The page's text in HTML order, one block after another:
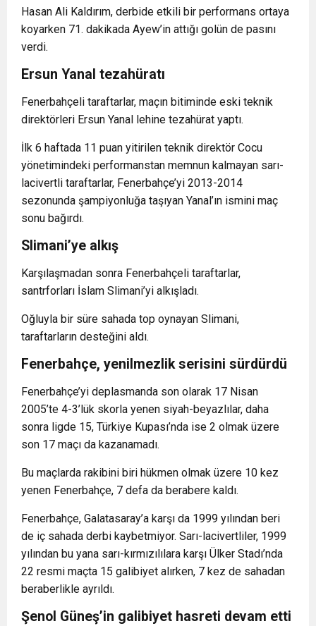
Hasan Ali Kaldırım, derbide etkili bir performans ortaya
koyarken 71. dakikada Ayew’in attığı golün de pasını
verdi.
Ersun Yanal tezahüratı
Fenerbahçeli taraftarlar, maçın bitiminde eski teknik
direktörleri Ersun Yanal lehine tezahürat yaptı.
İlk 6 haftada 11 puan yitirilen teknik direktör Cocu
yönetimindeki performanstan memnun kalmayan sarı-
lacivertli taraftarlar, Fenerbahçe’yi 2013-2014
sezonunda şampiyonluğa taşıyan Yanal’ın ismini maç
sonu bağırdı.
Slimani’ye alkış
Karşılaşmadan sonra Fenerbahçeli taraftarlar,
santrforları İslam Slimani’yi alkışladı.
Oğluyla bir süre sahada top oynayan Slimani,
taraftarların desteğini aldı.
Fenerbahçe, yenilmezlik serisini sürdürdü
Fenerbahçe’yi deplasmanda son olarak 17 Nisan
2005’te 4-3’lük skorla yenen siyah-beyazlılar, daha
sonra ligde 15, Türkiye Kupası’nda ise 2 olmak üzere
son 17 maçı da kazanamadı.
Bu maçlarda rakibini biri hükmen olmak üzere 10 kez
yenen Fenerbahçe, 7 defa da berabere kaldı.
Fenerbahçe, Galatasaray’a karşı da 1999 yılından beri
de iç sahada derbi kaybetmiyor. Sarı-lacivertliler, 1999
yılından bu yana sarı-kırmızılılara karşı Ülker Stadı’nda
22 resmi maçta 15 galibiyet alırken, 7 kez de sahadan
beraberlikle ayrıldı.
Şenol Güneş’in galibiyet hasreti devam etti